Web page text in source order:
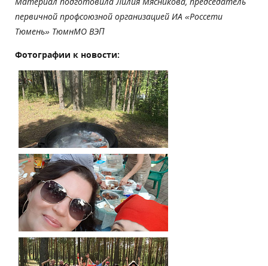
первичной профсоюзной организацией ИА «Россети
Тюмень» ТюмнМО ВЭП
Фотографии к новости: